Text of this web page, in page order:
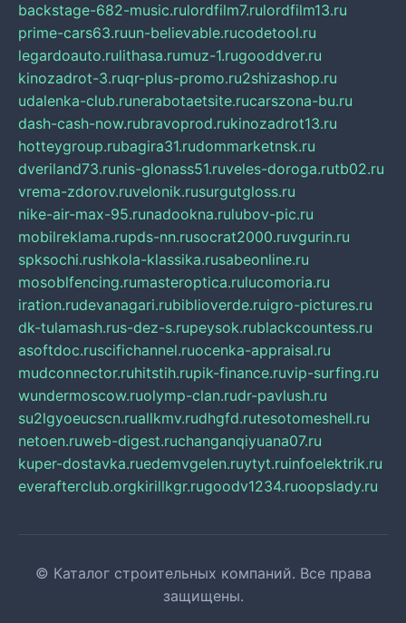
backstage-682-music.rulordfilm7.rulordfilm13.ru
prime-cars63.ruun-believable.rucodetool.ru
legardoauto.rulithasa.rumuz-1.rugooddver.ru
kinozadrot-3.ruqr-plus-promo.ru2shizashop.ru
udalenka-club.runerabotaetsite.rucarszona-bu.ru
dash-cash-now.rubravoprod.rukinozadrot13.ru
hotteygroup.rubagira31.rudommarketnsk.ru
dveriland73.runis-glonass51.ruveles-doroga.rutb02.ru
vrema-zdorov.ruvelonik.rusurgutgloss.ru
nike-air-max-95.runadookna.rulubov-pic.ru
mobilreklama.rupds-nn.rusocrat2000.ruvgurin.ru
spksochi.rushkola-klassika.rusabeonline.ru
mosoblfencing.rumasteroptica.rulucomoria.ru
iration.rudevanagari.rubiblioverde.ruigro-pictures.ru
dk-tulamash.rus-dez-s.rupeysok.rublackcountess.ru
asoftdoc.ruscifichannel.ruocenka-appraisal.ru
mudconnector.ruhitstih.rupik-finance.ruvip-surfing.ru
wundermoscow.ruolymp-clan.rudr-pavlush.ru
su2lgyoeucscn.ruallkmv.rudhgfd.rutesotomeshell.ru
netoen.ruweb-digest.ruchanganqiyuana07.ru
kuper-dostavka.ruedemvgelen.ruytyt.ruinfoelektrik.ru
everafterclub.orgkirillkgr.rugoodv1234.ruoopslady.ru
© Каталог строительных компаний. Все права
защищены.